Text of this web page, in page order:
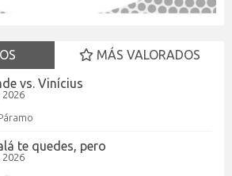
MÁS VALORADOS
vs. Vinícius
2026
te quedes, pero
2026